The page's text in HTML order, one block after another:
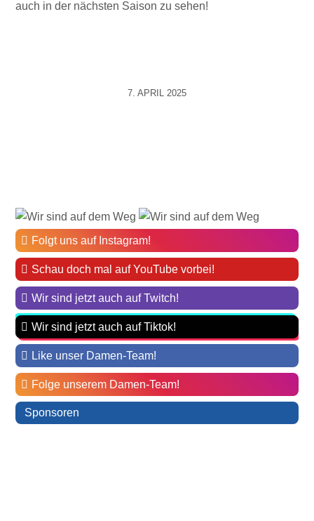
auch in der nächsten Saison zu sehen!
7. APRIL 2025
Folgt uns auf Instagram!
Schau doch mal auf YouTube vorbei!
Wir sind jetzt auch auf Twitch!
Wir sind jetzt auch auf Tiktok!
Like unser Damen-Team!
Folge unserem Damen-Team!
Sponsoren